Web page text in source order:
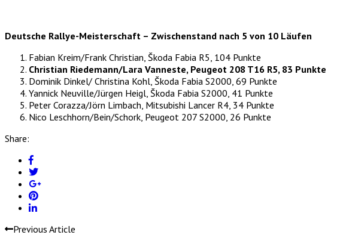
Deutsche Rallye-Meisterschaft – Zwischenstand nach 5 von 10 Läufen
Fabian Kreim/Frank Christian, Škoda Fabia R5, 104 Punkte
Christian Riedemann/Lara Vanneste, Peugeot 208 T16 R5, 83 Punkte
Dominik Dinkel/ Christina Kohl, Škoda Fabia S2000, 69 Punkte
Yannick Neuville/Jürgen Heigl, Škoda Fabia S2000, 41 Punkte
Peter Corazza/Jörn Limbach, Mitsubishi Lancer R4, 34 Punkte
Nico Leschhorn/Bein/Schork, Peugeot 207 S2000, 26 Punkte
Share:
Previous Article